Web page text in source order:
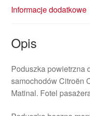
Informacje dodatkowe
Opis
Poduszka powietrzna
samochodów Citroën
Matinal. Fotel